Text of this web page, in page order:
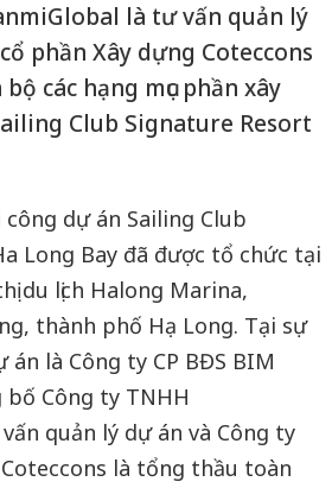
là tư vấn quản lý
phần Xây dựng Coteccons
các hạng mục phần xây
Club Signature Resort
dự án Sailing Club
Long Bay đã được tổ chức tại
du lịch Halong Marina,
thành phố Hạ Long. Tại sự
là Công ty CP BĐS BIM
bố Công ty TNHH
quản lý dự án và Công ty
là tổng thầu toàn